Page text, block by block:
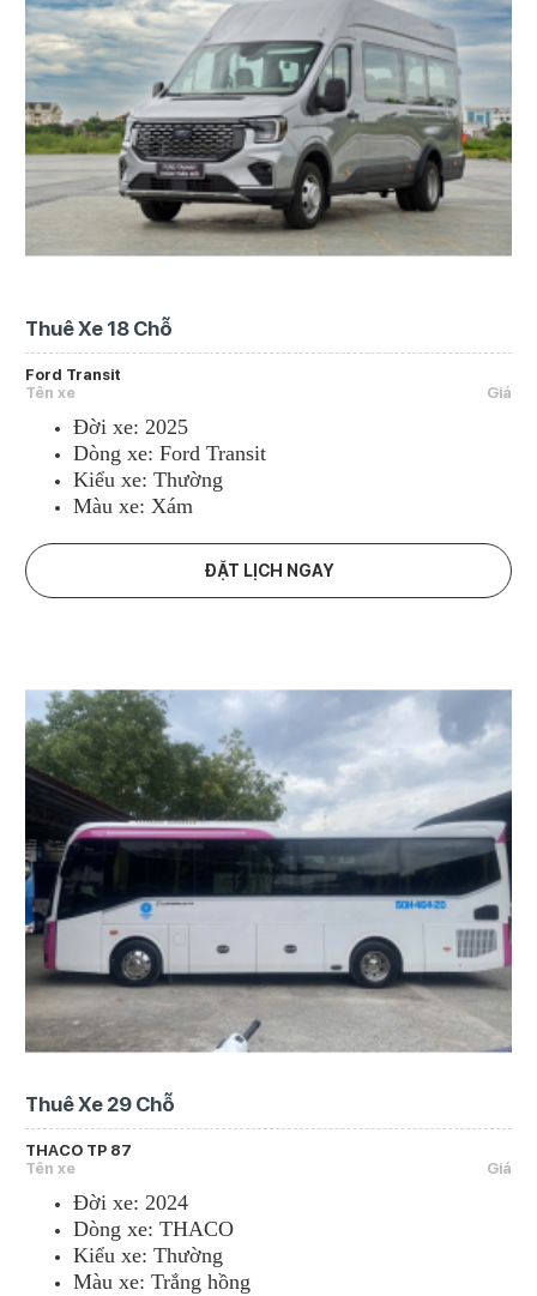
Thuê Xe 18 Chỗ
Ford Transit
Tên xe
Giá
Đời xe: 2025
Dòng xe: Ford Transit
Kiểu xe: Thường
Màu xe: Xám
ĐẶT LỊCH NGAY
Thuê Xe 29 Chỗ
THACO TP 87
Tên xe
Giá
Đời xe: 2024
Dòng xe: THACO
Kiểu xe: Thường
Màu xe: Trắng hồng